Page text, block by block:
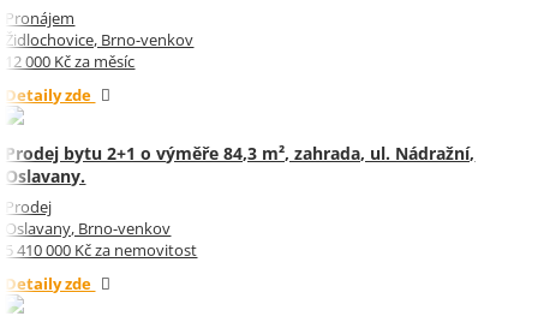
Pronájem
Židlochovice, Brno-venkov
12 000 Kč za měsíc
Detaily zde
Prodej bytu 2+1 o výměře 84,3 m², zahrada, ul. Nádražní,
Oslavany.
Prodej
Oslavany, Brno-venkov
5 410 000 Kč za nemovitost
Detaily zde